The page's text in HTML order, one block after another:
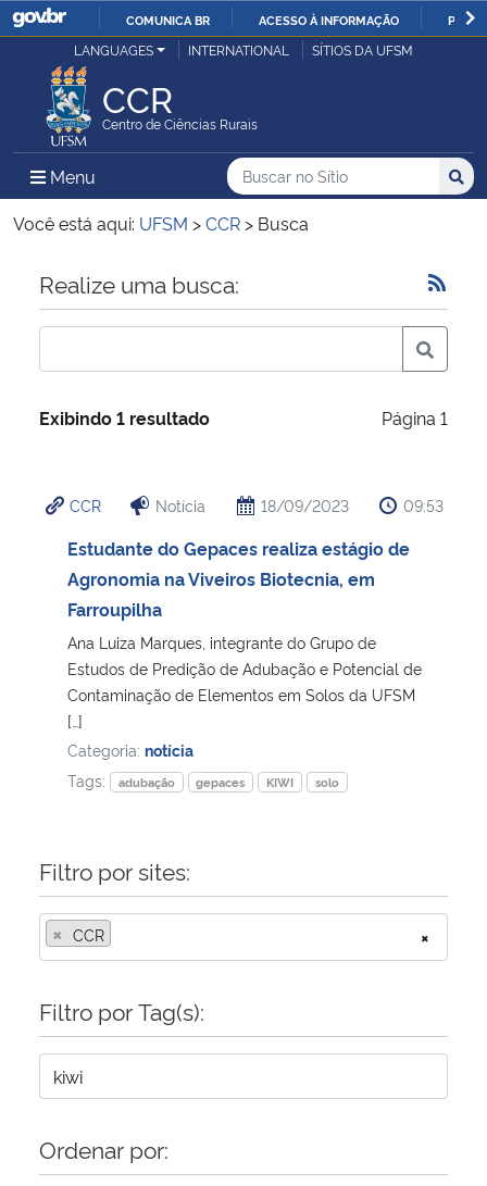
IR
COMUNICA BR ACESSO À INFORMAÇÃO
Ministério da Justiça e Segurança Pública
Ministério da Defesa
Ministério das Relações Exteriores
Ministério da Economia
Ministério da Infraestrutura
Ministério da Cidadania
Ministério de Minas e Energia
Ministério da Ciência, Tecnologia, Inovações e Comunicações
Ministério do Turismo
Ministério da Mulher, da Família e dos Direitos Humanos
Secretaria-Geral
Secretaria de Governo
Gabinete de Segurança Institucional
LANGUAGES INTERNATIONAL SÍTIOS DA UFSM
CCR
Centro de Ciências Rurais
Menu Menu Principal do Sítio
Busca
Buscar no no Sítio
Busca:
Você está aqui: UFSM >CCR > Busca
Início do conteúdo
Realize uma busca:
Exibindo 1 resultado Página 1
CCR Notícia 18/09/2023 09:53
Estudante do Gepaces realiza estágio de
Agronomia na Viveiros Biotecnia, em
Farroupilha
Ana Luiza Marques, integrante do Grupo de
Estudos de Predição de Adubação e Potencial de
Contaminação de Elementos em Solos da UFSM
[…]
Categoria: notícia
Tags:
adubação gepaces KIWI solo
Filtro por sites:
×
× CCR
Filtro por Tag(s):
Ordenar por: